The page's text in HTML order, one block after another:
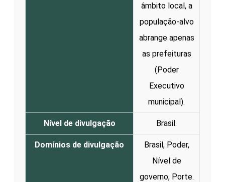
âmbito local, a
população-alvo
abrange apenas
as prefeituras
(Poder
Executivo
municipal).
Nível de divulgação Brasil.
Domínios de divulgação
Brasil, Poder,
Nível de
governo, Porte.